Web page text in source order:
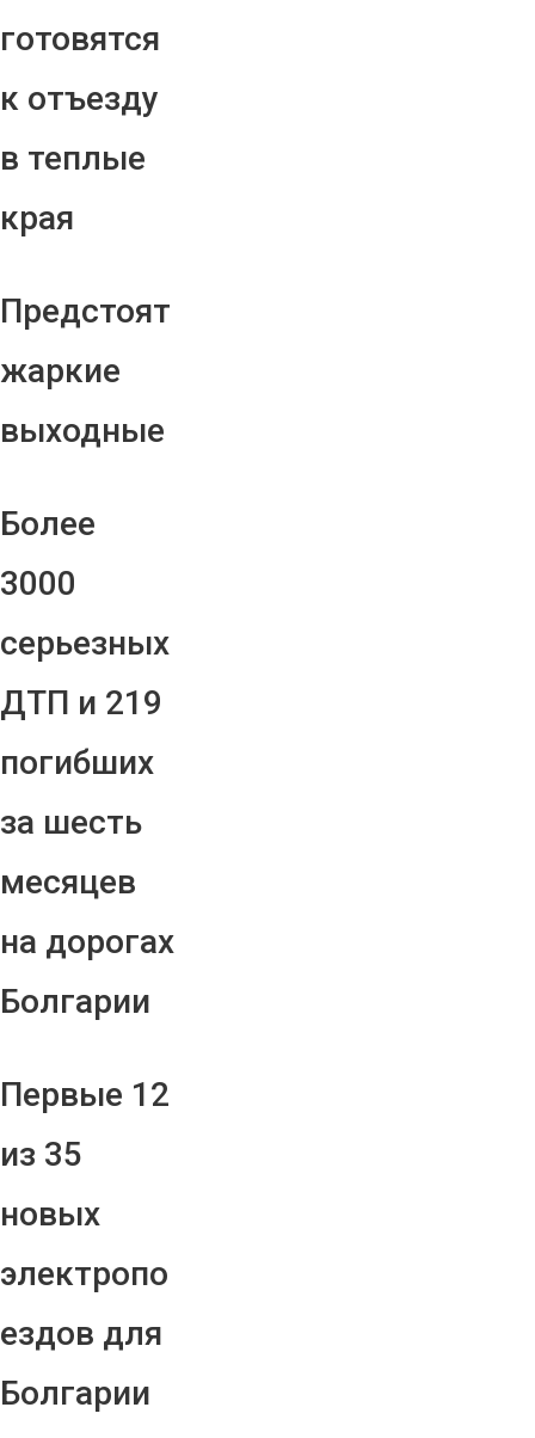
готовятся
к отъезду
в теплые
края
Предстоят
жаркие
выходные
Более
3000
серьезных
ДТП и 219
погибших
за шесть
месяцев
на дорогах
Болгарии
Первые 12
из 35
новых
электропо
ездов для
Болгарии